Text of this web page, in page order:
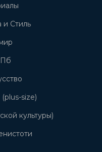
и Стиль
size)
культуры)